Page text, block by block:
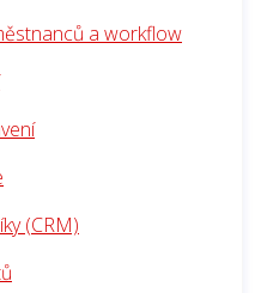
a workflow
(CRM)